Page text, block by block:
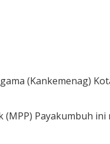
(Kankemenag)
(MPP) Payakumbuh